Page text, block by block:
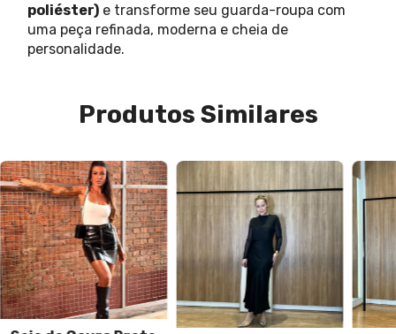
poliéster) e transforme seu guarda-roupa com
uma peça refinada, moderna e cheia de
personalidade.
Produtos Similares